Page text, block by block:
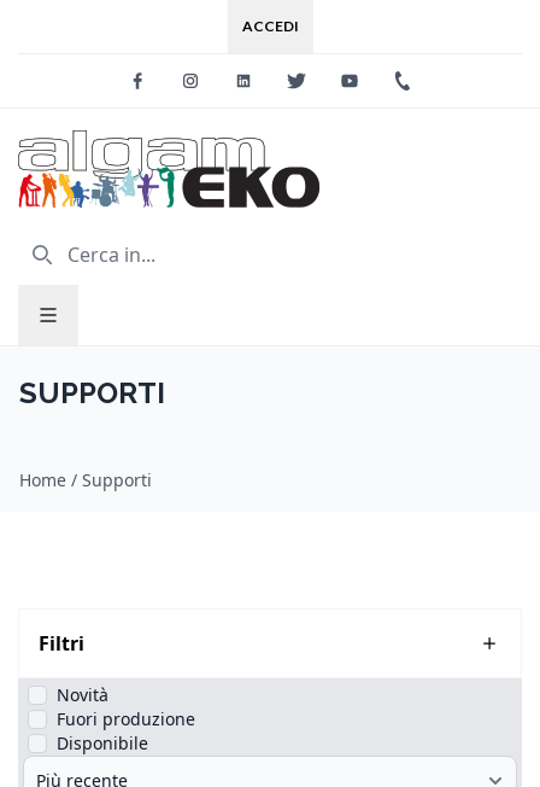
ACCEDI
FacebookInstagramLinkedinTwitter Youtube
SUPPORTI
Home / Supporti
Filtri
Novità
Fuori produzione
Disponibile